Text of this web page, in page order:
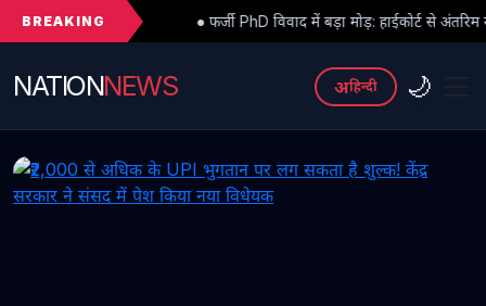
BREAKING
● फर्जी PhD विवाद में बड़ा मोड़: हाईकोर्ट से अंतरिम राहत के बाद 3 असिस्टेंट
NATIONNEWS अहिन्दी 🌙